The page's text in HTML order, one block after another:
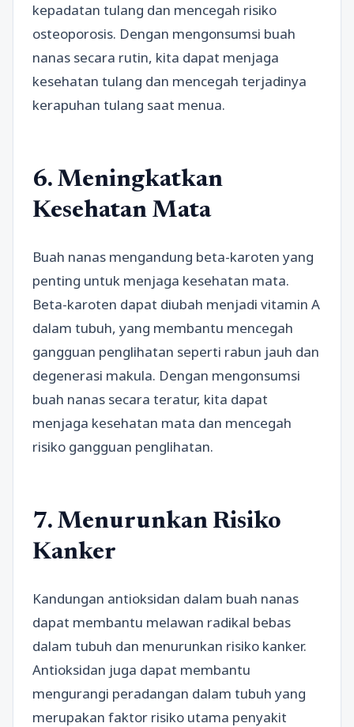
kepadatan tulang dan mencegah risiko
osteoporosis. Dengan mengonsumsi buah
nanas secara rutin, kita dapat menjaga
kesehatan tulang dan mencegah terjadinya
kerapuhan tulang saat menua.
6. Meningkatkan
Kesehatan Mata
Buah nanas mengandung beta-karoten yang
penting untuk menjaga kesehatan mata.
Beta-karoten dapat diubah menjadi vitamin A
dalam tubuh, yang membantu mencegah
gangguan penglihatan seperti rabun jauh dan
degenerasi makula. Dengan mengonsumsi
buah nanas secara teratur, kita dapat
menjaga kesehatan mata dan mencegah
risiko gangguan penglihatan.
7. Menurunkan Risiko
Kanker
Kandungan antioksidan dalam buah nanas
dapat membantu melawan radikal bebas
dalam tubuh dan menurunkan risiko kanker.
Antioksidan juga dapat membantu
mengurangi peradangan dalam tubuh yang
merupakan faktor risiko utama penyakit